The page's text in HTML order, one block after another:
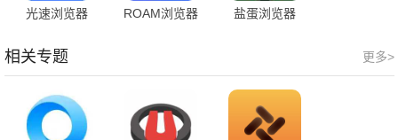
光速浏览器 ROAM浏览器 盐蛋浏览器
更多>
相关专题